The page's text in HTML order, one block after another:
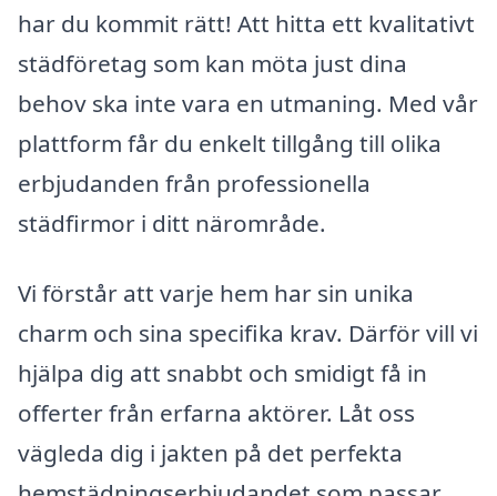
har du kommit rätt! Att hitta ett kvalitativt
städföretag som kan möta just dina
behov ska inte vara en utmaning. Med vår
plattform får du enkelt tillgång till olika
erbjudanden från professionella
städfirmor i ditt närområde.
Vi förstår att varje hem har sin unika
charm och sina specifika krav. Därför vill vi
hjälpa dig att snabbt och smidigt få in
offerter från erfarna aktörer. Låt oss
vägleda dig i jakten på det perfekta